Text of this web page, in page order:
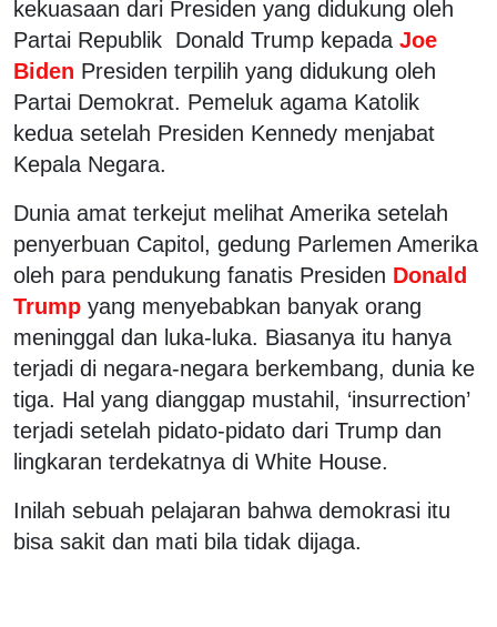
kekuasaan dari Presiden yang didukung oleh
Partai Republik Donald Trump kepada Joe
Biden Presiden terpilih yang didukung oleh
Partai Demokrat. Pemeluk agama Katolik
kedua setelah Presiden Kennedy menjabat
Kepala Negara.
Dunia amat terkejut melihat Amerika setelah
penyerbuan Capitol, gedung Parlemen Amerika
oleh para pendukung fanatis Presiden Donald
Trump yang menyebabkan banyak orang
meninggal dan luka-luka. Biasanya itu hanya
terjadi di negara-negara berkembang, dunia ke
tiga. Hal yang dianggap mustahil, ‘insurrection’
terjadi setelah pidato-pidato dari Trump dan
lingkaran terdekatnya di White House.
Inilah sebuah pelajaran bahwa demokrasi itu
bisa sakit dan mati bila tidak dijaga.